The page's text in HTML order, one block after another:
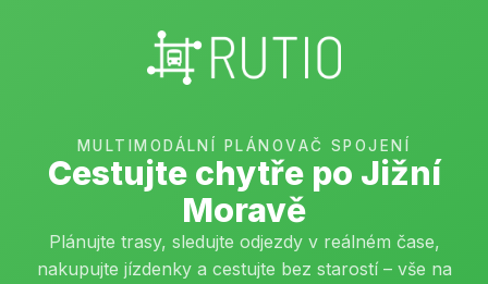
MULTIMODÁLNÍ PLÁNOVAČ SPOJENÍ
Cestujte chytře po Jižní
Moravě
Plánujte trasy, sledujte odjezdy v reálném čase,
nakupujte jízdenky a cestujte bez starostí – vše na